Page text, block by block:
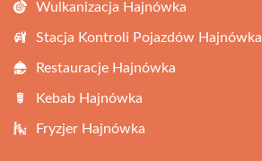
Wulkanizacja Hajnówka
Stacja Kontroli Pojazdów Hajnówka
Restauracje Hajnówka
Kebab Hajnówka
Fryzjer Hajnówka